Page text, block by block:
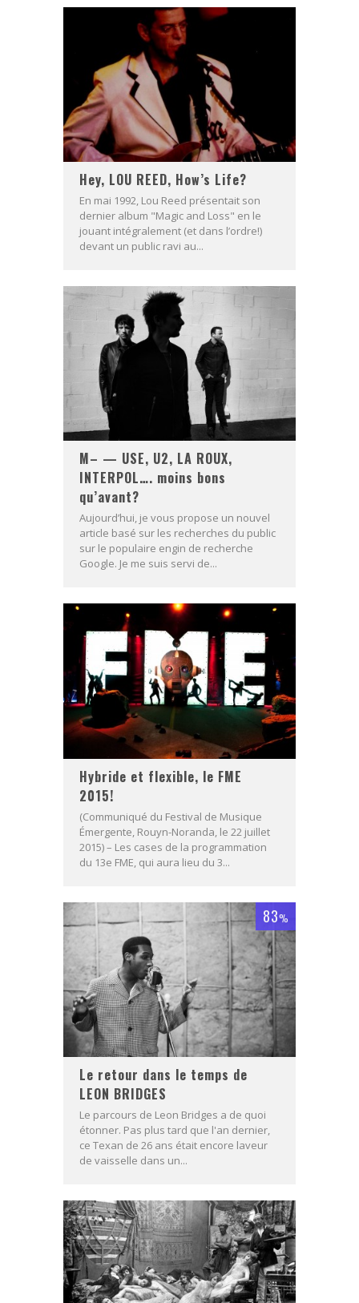
Hey, LOU REED, How’s Life?
En mai 1992, Lou Reed présentait son
dernier album "Magic and Loss" en le
jouant intégralement (et dans l’ordre!)
devant un public ravi au...
M– — USE, U2, LA ROUX,
INTERPOL…. moins bons
qu’avant?
Aujourd’hui, je vous propose un nouvel
article basé sur les recherches du public
sur le populaire engin de recherche
Google. Je me suis servi de...
Hybride et flexible, le FME
2015!
(Communiqué du Festival de Musique
Émergente, Rouyn-Noranda, le 22 juillet
2015) – Les cases de la programmation
du 13e FME, qui aura lieu du 3...
83%
Le retour dans le temps de
LEON BRIDGES
Le parcours de Leon Bridges a de quoi
étonner. Pas plus tard que l'an dernier,
ce Texan de 26 ans était encore laveur
de vaisselle dans un...